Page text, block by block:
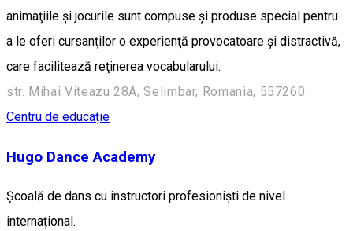
animaţiile şi jocurile sunt compuse şi produse special pentru
a le oferi cursanţilor o experienţă provocatoare şi distractivă,
care facilitează reţinerea vocabularului.
str. Mihai Viteazu 28A, Selimbar, Romania, 557260
Centru de educație
Hugo Dance Academy
Școală de dans cu instructori profesioniști de nivel
internațional.